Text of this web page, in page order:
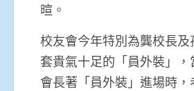
暄。
校友會今年特別為龔校長
套貴氣十足的「員外裝」
會長著「員外裝」進場時